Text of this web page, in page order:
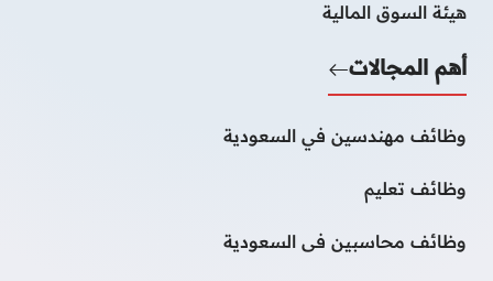
هيئة السوق المالية
أهم المجالات
وظائف مهندسين في السعودية
وظائف تعليم
وظائف محاسبين فى السعودية